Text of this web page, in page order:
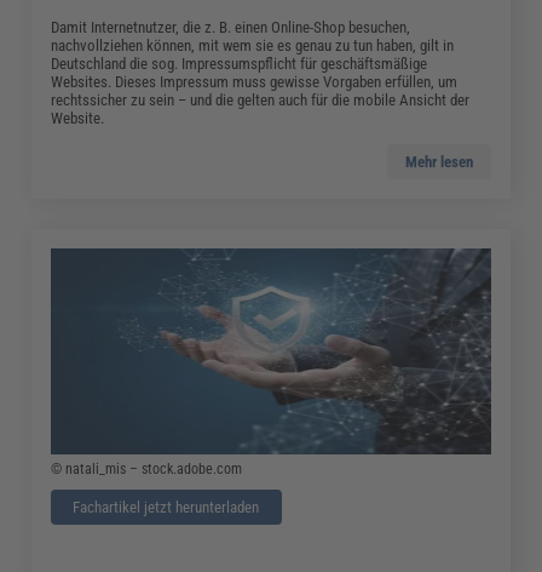
Damit Internetnutzer, die z. B. einen Online-Shop besuchen,
nachvollziehen können, mit wem sie es genau zu tun haben, gilt in
Deutschland die sog. Impressumspflicht für geschäftsmäßige
Websites. Dieses Impressum muss gewisse Vorgaben erfüllen, um
rechtssicher zu sein – und die gelten auch für die mobile Ansicht der
Website.
Mehr lesen
© natali_mis – stock.adobe.com
Fachartikel jetzt herunterladen